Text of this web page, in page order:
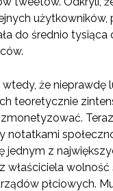
do średnio
że
teoretycznie
notatkami
jednym z
właściciela
płciowych.